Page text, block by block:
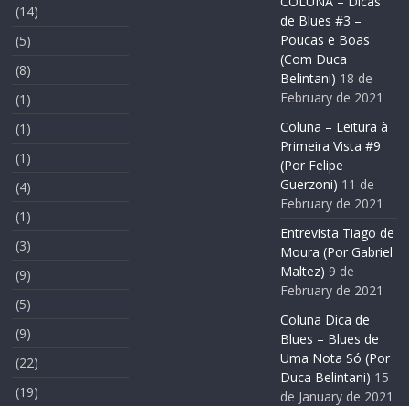
(14)
(5)
(8)
(1)
(1)
(1)
(4)
(1)
(3)
(9)
(5)
(9)
(22)
(19)
de Blues #3 –
Poucas e Boas
(Com Duca
Belintani) 18 de
February de 2021
Coluna – Leitura à
Primeira Vista #9
(Por Felipe
Guerzoni) 11 de
February de 2021
Entrevista Tiago de
Moura (Por Gabriel
Maltez) 9 de
February de 2021
Coluna Dica de
Blues – Blues de
Uma Nota Só (Por
Duca Belintani) 15
de January de 2021